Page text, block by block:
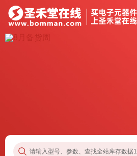
请输入型号、参数、查找全站库存数据1